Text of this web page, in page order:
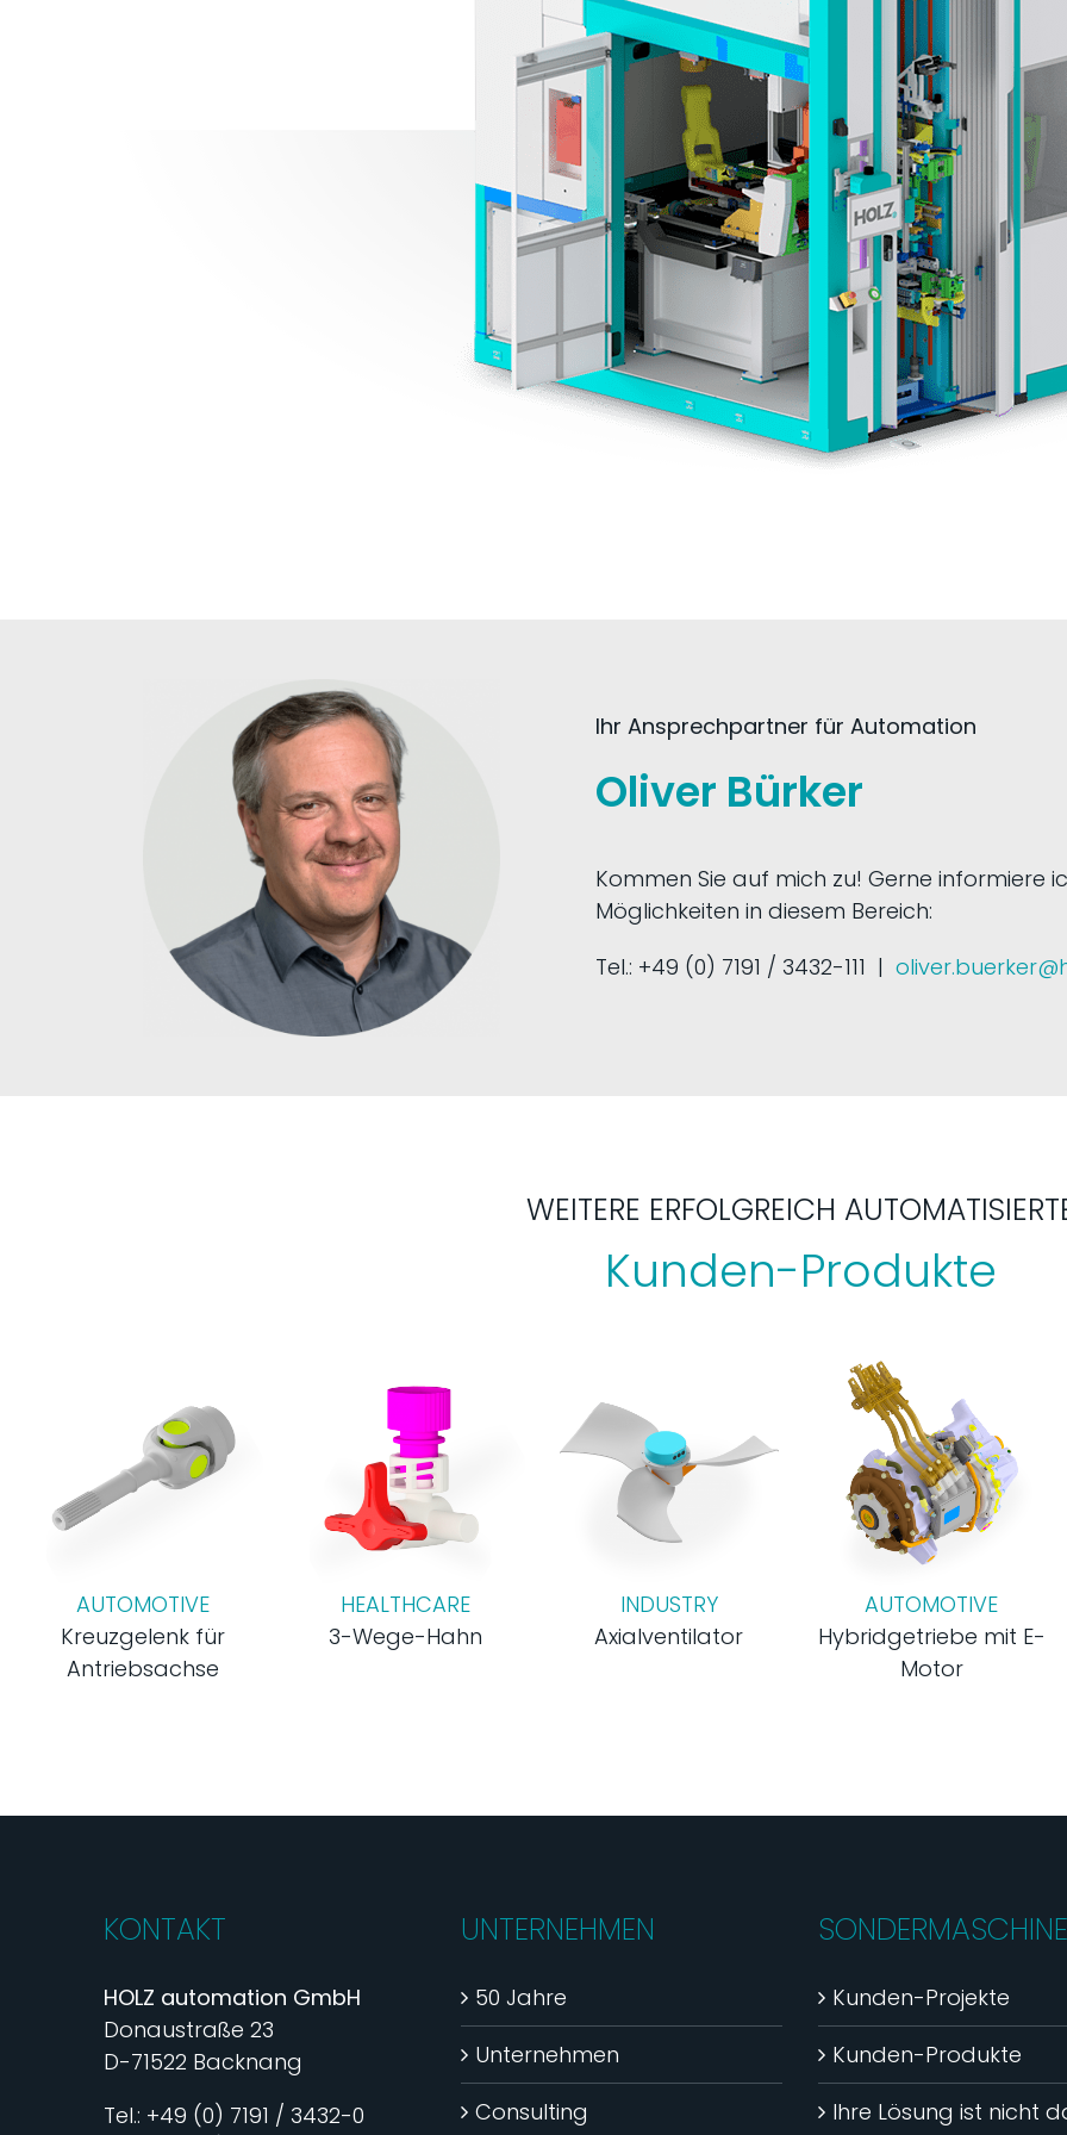
Ihr Ansprechpartner für Automation
Oliver Bürker
Kommen Sie auf mich zu! Gerne informiere
Möglichkeiten in diesem Bereich:
Tel.: +49 (0) 7191 / 3432-111 |
WEITERE ERFOLGREICH
Kunden-Produkte
AUTOMOTIVE
Kreuzgelenk für
Antriebsachse
HEALTHCARE
3-Wege-Hahn
INDUSTRY
Axialventilator
AUTOMOTIVE
Hybridgetriebe mit E-
Motor
KONTAKT
HOLZ automation GmbH
Donaustraße 23
D-71522 Backnang
Tel.: +49 (0) 7191 / 3432-0
UNTERNEHMEN
50 Jahre
Unternehmen
Consulting
Kunden-Projekte
Kunden-Produkte
Ihre Lösung ist nicht